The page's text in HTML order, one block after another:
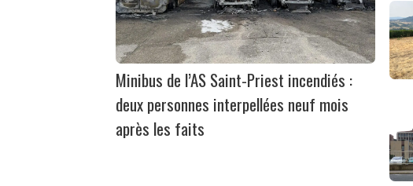
Minibus de l’AS Saint-Priest incendiés :
deux personnes interpellées neuf mois
après les faits